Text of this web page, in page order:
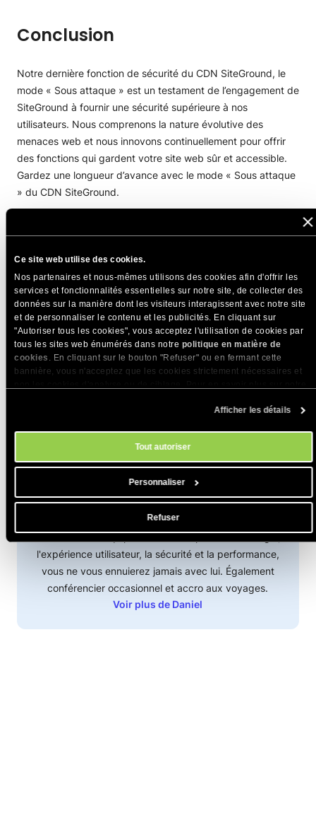
Ce site web utilise des cookies.
Nos partenaires et nous-mêmes utilisons des cookies afin d'offrir les
services et fonctionnalités essentielles sur notre site, de collecter des
données sur la manière dont les visiteurs interagissent avec notre site
et de personnaliser le contenu et les publicités. En cliquant sur
"Autoriser tous les cookies", vous acceptez l'utilisation de cookies par
tous les sites web énumérés dans notre politique en matière de
cookies . En cliquant sur le bouton "Refuser" ou en fermant cette
bannière, vous n'acceptez que les cookies strictement nécessaires et
. Vous pouvez gérer vos préférences en matière de cookies
Afficher les détails
Tout autoriser
Personnaliser
Refuser
Conclusion
Notre dernière fonction de sécurité du CDN SiteGround, le
mode « Sous attaque » est un testament de l’engagement de
SiteGround à fournir une sécurité supérieure à nos
utilisateurs. Nous comprenons la nature évolutive des
menaces web et nous innovons continuellement pour offrir
des fonctions qui gardent votre site web sûr et accessible.
Gardez une longueur d’avance avec le mode « Sous attaque
» du CDN SiteGround.
PARTAGER CET ARTICLE
Daniel Kanchev
Directeur Développement de produits
Daniel est chargé de donner vie aux nouveaux
produits chez SiteGround. Cela implique de gérer
tous les types de tâches et de communication entre
les différentes équipes. Passionné par la technologie,
l'expérience utilisateur, la sécurité et la performance,
vous ne vous ennuierez jamais avec lui. Également
conférencier occasionnel et accro aux voyages.
Voir plus de Daniel